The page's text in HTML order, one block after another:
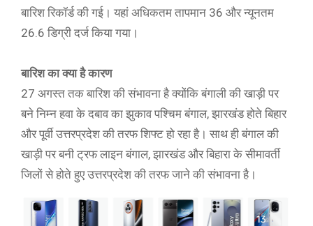
बारिश रिकॉर्ड की गई। यहां अधिकतम तापमान 36 और न्यूनतम
26.6 डिग्री दर्ज किया गया।
बारिश का क्या है कारण
27 अगस्त तक बारिश की संभावना है क्योंकि बंगाली की खाड़ी पर
बने निम्न हवा के दबाव का झुकाव पश्चिम बंगाल, झारखंड होते बिहार
और पूर्वी उत्तरप्रदेश की तरफ शिफ्ट हो रहा है। साथ ही बंगाल की
खाड़ी पर बनी ट्रफ लाइन बंगाल, झारखंड और बिहारा के सीमावर्ती
जिलों से होते हुए उत्तरप्रदेश की तरफ जाने की संभावना है।